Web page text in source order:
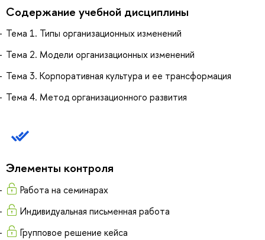
Содержание учебной дисциплины
Тема 1. Типы организационных изменений
Тема 2. Модели организационных изменений
Тема 3. Корпоративная культура и ее трансформация
Тема 4. Метод организационного развития
Элементы контроля
Работа на семинарах
Индивидуальная письменная работа
Групповое решение кейса